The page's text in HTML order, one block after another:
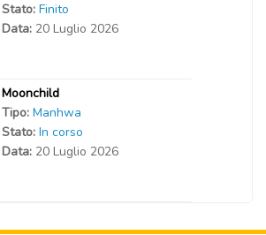
Stato: Finito
Data: 20 Luglio 2026
Moonchild
Tipo: Manhwa
Stato: In corso
Data: 20 Luglio 2026